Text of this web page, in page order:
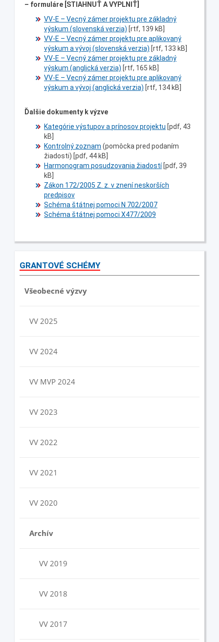
– formuláre [STIAHNUŤ A VYPLNIŤ]
VV-E – Vecný zámer projektu pre základný
výskum (slovenská verzia) [rtf, 139 kB]
VV-E – Vecný zámer projektu pre aplikovaný
výskum a vývoj (slovenská verzia) [rtf, 133 kB]
VV-E – Vecný zámer projektu pre základný
výskum (anglická verzia) [rtf, 165 kB]
VV-E – Vecný zámer projektu pre aplikovaný
výskum a vývoj (anglická verzia) [rtf, 134 kB]
Ďalšie dokumenty k výzve
Kategórie výstupov a prínosov projektu [pdf, 43
kB]
Kontrolný zoznam (pomôcka pred podaním
žiadosti) [pdf, 44 kB]
Harmonogram posudzovania žiadostí[pdf, 39
kB]
Zákon 172/2005 Z. z. v znení neskorších
predpisov
Schéma štátnej pomoci N 702/2007
Schéma štátnej pomoci X477/2009
GRANTOVÉ SCHÉMY
Všeobecné výzvy
VV 2025
VV 2024
VV MVP 2024
VV 2023
VV 2022
VV 2021
VV 2020
Archív
VV 2019
VV 2018
VV 2017